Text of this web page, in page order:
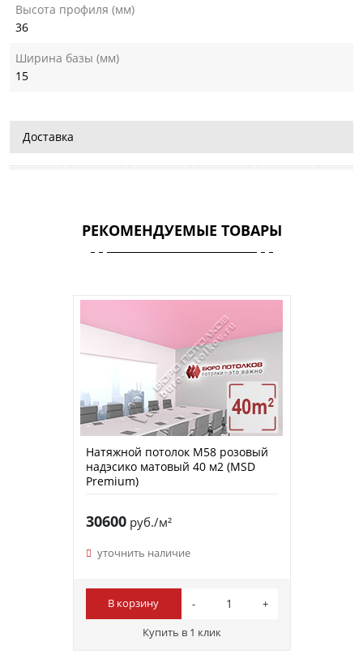
Высота профиля (мм)
36
Ширина базы (мм)
15
Доставка
РЕКОМЕНДУЕМЫЕ ТОВАРЫ
Натяжной потолок M58 розовый
надэсико матовый 40 м2 (MSD
Premium)
30600руб./м²
уточнить наличие
В корзину
Купить в 1 клик